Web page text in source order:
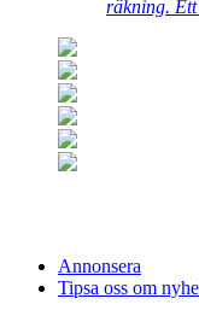
räkning. Ett
Annonsera
Tipsa oss om